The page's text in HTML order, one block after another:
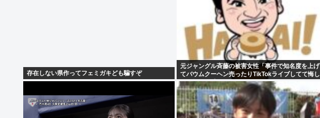
存在しない県作ってフェミガキども騙すぞ
元ジャングル斉藤の被害女性「事件で知名度を上げ
てバウムクーヘン売ったりTikTokライブしてて悔し
さと怒りを感じた」